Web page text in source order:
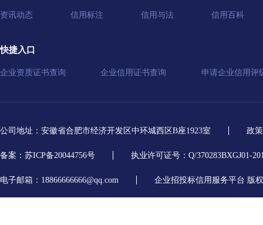
资讯动态 信用标注 信用与法 信用百科
快捷入口
企业资质证书查询 企业信用证书查询 申请企业信用评
公司地址：安徽省合肥市经济开发区中环城西区B座1923室 政
备案：苏ICP备20044756号 执业许可证号：Q/370283BXGJ01-
电子邮箱：18866666666@qq.com 企业招投标信用服务平台 版